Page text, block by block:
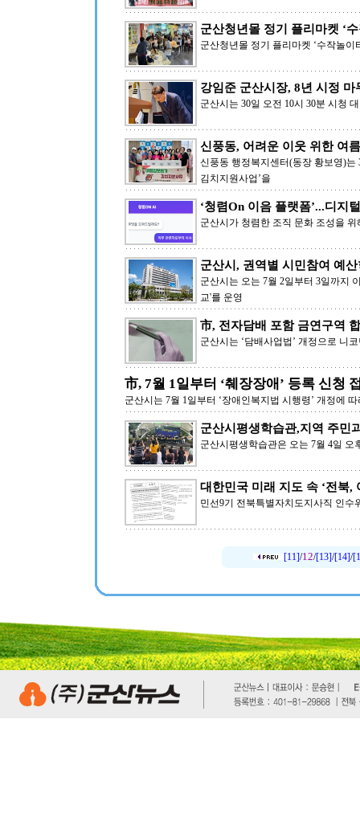
군산청년몰 정기 플리마켓 ‘
군산청년몰 정기 플리마켓 ‘수작놀
강임준 군산시장, 8년 시정 마
군산시는 30일 오전 10시 30분 시청
신풍동, 어려운 이웃 위한 여
신풍동 행정복지센터(동장 황보영)는
김치지원사업’을
‘청렴On 이음 플랫폼’...디지
군산시가 청렴한 조직 문화 조성을
군산시, 권역별 시민참여 예
군산시는 오는 7월 2일부터 3일까지
교'를 운영
市, 전자담배 포함 금연구역
군산시는 ‘담배사업법’ 개정으로 니
市, 7월 1일부터 ‘췌장장애’ 등록 신청
군산시는 7월 1일부터 ‘장애인복지법 시행령’ 개정에
군산시평생학습관,지역 주민
군산시평생학습관은 오는 7월 4일 오
대한민국 미래 지도 속 ‘전북,
민선9기 전북특별자치도지사직 인수
[11]/12/[13]/[14]/